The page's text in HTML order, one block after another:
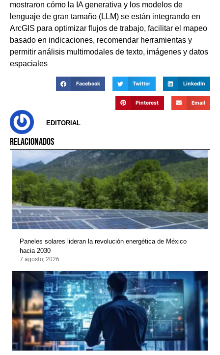
mostraron cómo la IA generativa y los modelos de
lenguaje de gran tamaño (LLM) se están integrando en
ArcGIS para optimizar flujos de trabajo, facilitar el mapeo
basado en indicaciones, recomendar herramientas y
permitir análisis multimodales de texto, imágenes y datos
espaciales
Facebook Twitter LinkedIn
Pinterest Email
EDITORIAL
RELACIONADOS
Paneles solares lideran la revolución energética de México
hacia 2030
7 agosto, 2026